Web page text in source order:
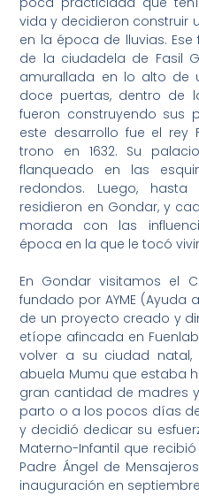
vida y decidieron construir
en la época de lluvias.
de la ciudadela de Fasil
amurallada en lo alto de
doce puertas, dentro de
fueron construyendo sus
este desarrollo fue el rey
trono en 1632. Su
flanqueado en las
redondos. Luego,
residieron en Gondar, y
morada con las
época en la que le tocó
En Gondar visitamos el
fundado por AYME (Ayuda
de un proyecto creado y
etíope afincada en
volver a su ciudad
abuela Mumu que estaba
gran cantidad de madres
parto o a los pocos días
y decidió dedicar su
Materno-Infantil que
Padre Ángel de
inauguración en septiembre